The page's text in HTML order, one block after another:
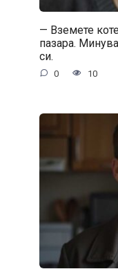
— Вземете
пазара.
си.
0 10